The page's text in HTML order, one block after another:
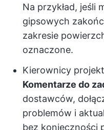
Na przykład, jeśli
gipsowych
zakresie
oznaczone.
Kierownicy
Komentarze do
dostawców,
problemów i
bez konieczności